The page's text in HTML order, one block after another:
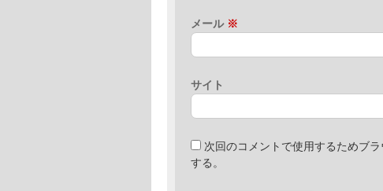
メール ※
サイト
次回のコメントで使用するためブ
する。